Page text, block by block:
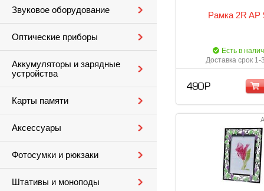
Звуковое оборудование
Оптические приборы
Аккумуляторы и зарядные
устройства
Карты памяти
Аксессуары
Фотосумки и рюкзаки
Штативы и моноподы
Рамка 2R AP
Есть в
Доставка срок 1-
490 Р